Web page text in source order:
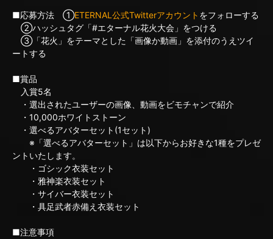
■応募方法 ①ETERNAL公式Twitterアカウント をフォローする
②ハッシュタグ「#エターナル花火大会」をつける
③「花火」をテーマとした「画像か動画」を添付のうえツイ
ートする
■賞品
入賞5名
・選出されたユーザーの画像、動画をビモチャンで紹介
・10,000ホワイトストーン
・選べるアバターセット(1セット)
※「選べるアバターセット」は以下からお好きな1種をプレゼ
ントいたします。
・ゴシック衣装セット
・雅神楽衣装セット
・サイバー衣装セット
・具足武者赤備え衣装セット
■注意事項